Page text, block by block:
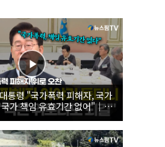
통령 "국가폭력 피해자, 국가
가 책임 유효기간 없어"｜
력 피해자 위로 오찬